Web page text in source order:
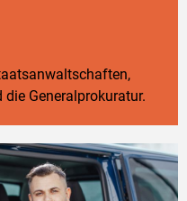
Generalprokuratur.